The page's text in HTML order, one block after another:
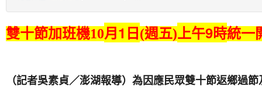
雙十節加班機10月1日(週五)上午9時統一
（記者吳素貞／澎湖報導）為因應民眾雙十節返鄉過